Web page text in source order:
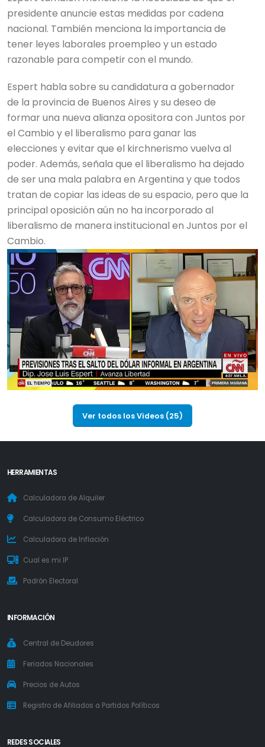
presidente anuncie estas medidas por cadena
nacional. También menciona la importancia de
tener leyes laborales proempleo y un estado
razonable para competir con el mundo.
Espert habla sobre su candidatura a gobernador
de la provincia de Buenos Aires y su deseo de
formar una nueva alianza opositora con Juntos por
el Cambio y el liberalismo para ganar las
elecciones y evitar que el kirchnerismo vuelva al
poder. Además, señala que el liberalismo ha dejado
de ser una mala palabra en Argentina y que todos
tratan de copiar las ideas de su espacio, pero que la
principal oposición aún no ha incorporado al
liberalismo de manera institucional en Juntos por el
Cambio.
Ver todos los Videos (25)
HERRAMIENTAS
Calculadora de Alquiler
Calculadora de Consumo Eléctrico
Calculadora de Inflación
Cual es mi IP
Padrón Electoral
INFORMACIÓN
Central de Deudores
Feriados Nacionales
Precios de Autos
Registro de Afiliados a Partidos Políticos
REDES SOCIALES